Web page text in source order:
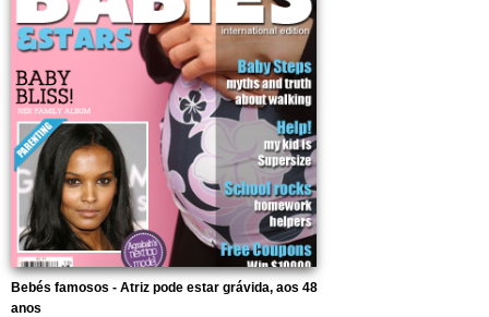
Bebés famosos - Atriz pode estar grávida, aos 48
anos